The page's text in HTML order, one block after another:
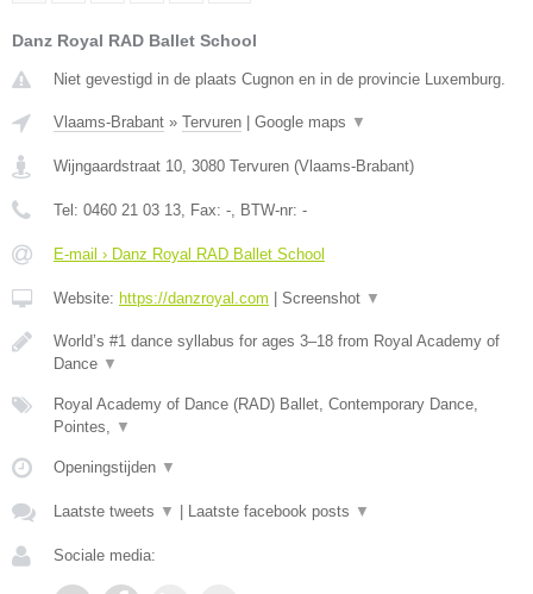
Danz Royal RAD Ballet School
Niet gevestigd in de plaats Cugnon en in de provincie Luxemburg.
Vlaams-Brabant » Tervuren Google maps ▼
Wijngaardstraat 10, 3080 Tervuren (Vlaams-Brabant)
Tel: 0460 21 03 13, Fax: -, BTW-nr: -
E-mail › Danz Royal RAD Ballet School
Website: https://danzroyal.com Screenshot ▼
World’s #1 dance syllabus for ages 3–18 from Royal Academy of
Dance ▼
Royal Academy of Dance (RAD) Ballet, Contemporary Dance,
Pointes, ▼
Openingstijden ▼
Laatste tweets ▼ Laatste facebook posts ▼
Sociale media: